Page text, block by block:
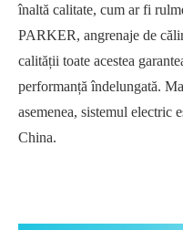
înaltă calitate, cum ar fi
PARKER, angrenaje de
calității toate acestea
performanță îndelungată.
asemenea, sistemul electric
China.